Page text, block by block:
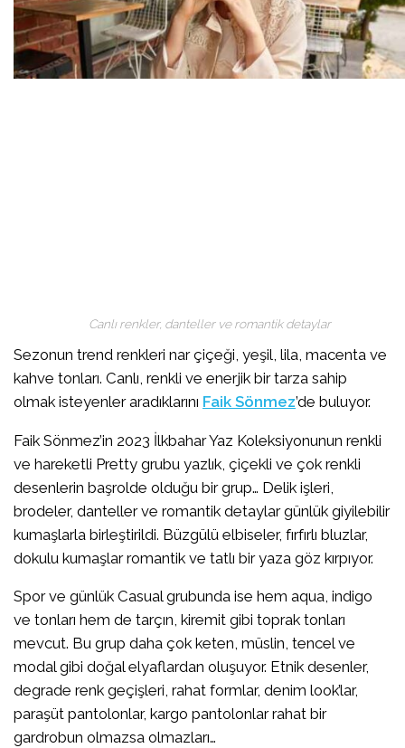
Canlı renkler, danteller ve romantik detaylar
Sezonun trend renkleri nar çiçeği, yeşil, lila, macenta ve
kahve tonları. Canlı, renkli ve enerjik bir tarza sahip
olmak isteyenler aradıklarını Faik Sönmez’de buluyor.
Faik Sönmez’in 2023 İlkbahar Yaz Koleksiyonunun renkli
ve hareketli Pretty grubu yazlık, çiçekli ve çok renkli
desenlerin başrolde olduğu bir grup… Delik işleri,
brodeler, danteller ve romantik detaylar günlük giyilebilir
kumaşlarla birleştirildi. Büzgülü elbiseler, fırfırlı bluzlar,
dokulu kumaşlar romantik ve tatlı bir yaza göz kırpıyor.
Spor ve günlük Casual grubunda ise hem aqua, indigo
ve tonları hem de tarçın, kiremit gibi toprak tonları
mevcut. Bu grup daha çok keten, müslin, tencel ve
modal gibi doğal elyaflardan oluşuyor. Etnik desenler,
degrade renk geçişleri, rahat formlar, denim look’lar,
paraşüt pantolonlar, kargo pantolonlar rahat bir
gardrobun olmazsa olmazları…